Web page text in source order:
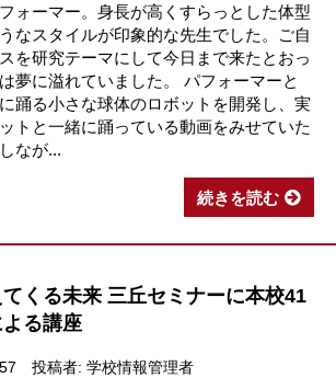
ォーマー。身長が高くすらっとした体型
なスタイルが印象的な先生でした。ご自
を研究テーマにして今日まで来たとおっ
夢に溢れていました。 パフォーマーと
踊る小さな球体のロボットを開発し、実
トと一緒に踊っている動画をみせていた
なが...
続きを読む
くる未来 三丘セミナーに本校41
る講座
投稿者: 学校情報管理者